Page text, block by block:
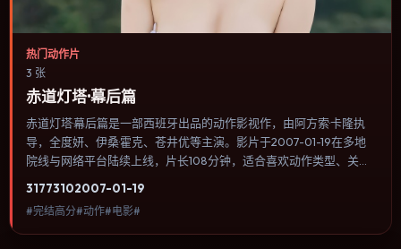
热门动作片
3 张
赤道灯塔·幕后篇
赤道灯塔·幕后篇是一部西班牙出品的动作影视作，由阿方索·卡隆执
导，全度妍、伊桑·霍克、苍井优等主演。影片于2007-01-19在多地
院线与网络平台陆续上线，片长108分钟，适合喜欢动作类型、关注
奏与视听语言统一，可作为休闲观影或类型片补片的选择。
31773102007-01-19
#完结高分#动作#电影#